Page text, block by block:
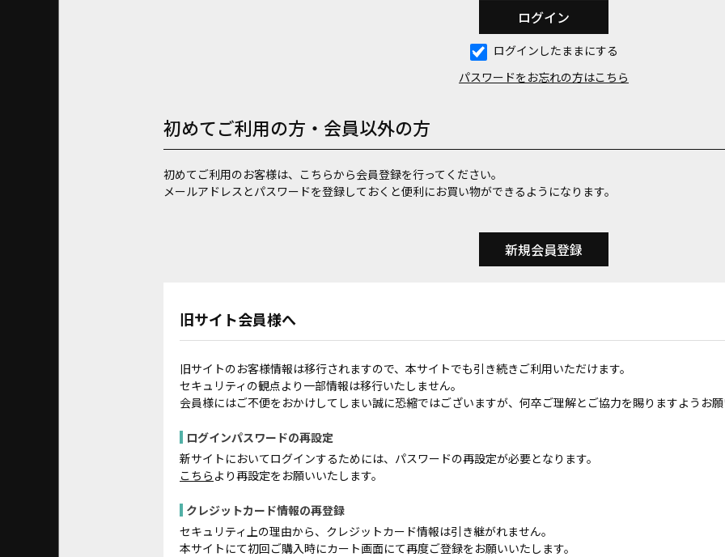
ログインしたままにする
パスワードをお忘れの方はこちら
初めてご利用の方・会員以外の方
初めてご利用のお客様は、こちらから会員登録を行ってください。
メールアドレスとパスワードを登録しておくと便利にお買い物ができるようになります。
旧サイト会員様へ
旧サイトのお客様情報は移行されますので、本サイトでも引き続きご利用いただけます。
セキュリティの観点より一部情報は移行いたしません。
会員様にはご不便をおかけしてしまい誠に恐縮ではございますが、何卒ご理解とご協力を賜りますようお
ログインパスワードの再設定
新サイトにおいてログインするためには、パスワードの再設定が必要となります。
こちら より再設定をお願いいたします。
クレジットカード情報の再登録
セキュリティ上の理由から、クレジットカード情報は引き継がれません。
本サイトにて初回ご購入時にカート画面にて再度ご登録をお願いいたします。